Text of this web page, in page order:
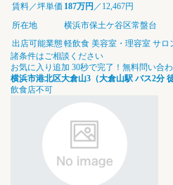
賃料／坪単価 187万円 ／12,467円
所在地
横浜市保土ケ谷区常盤台
出店可能業態軽飲食 美容室・理容室 サロ
諸条件はご相談ください
お気に入り追加 30秒で完了！無料問い合
横浜市港北区大倉山3（大倉山駅 バス2分
飲食店不可